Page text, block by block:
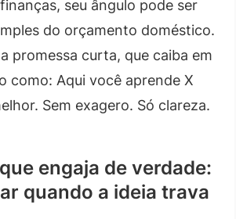
seu ângulo pode ser
do orçamento doméstico.
promessa curta, que caiba em
como: Aqui você aprende X
Sem exagero. Só clareza.
engaja de verdade:
quando a ideia trava